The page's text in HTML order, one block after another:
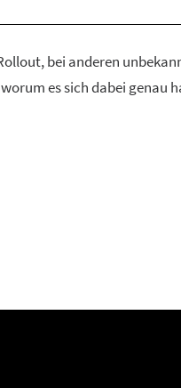
bei anderen
es sich dabei genau